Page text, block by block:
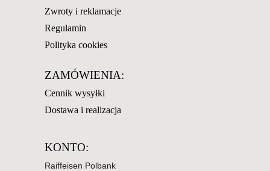
Zwroty i reklamacje
Regulamin
Polityka cookies
ZAMÓWIENIA:
Cennik wysyłki
Dostawa i realizacja
KONTO:
Raiffeisen Polbank